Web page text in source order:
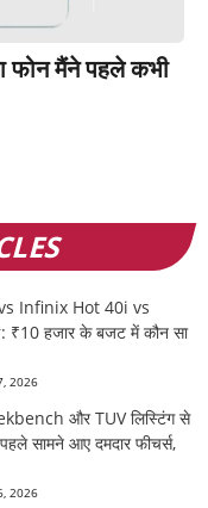
फोन मैंने पहले कभी
Infinix Hot 40i vs
हजार के बजट में कौन सा
2026
और TUV लिस्टिंग से
सामने आए दमदार फीचर्स,
2026